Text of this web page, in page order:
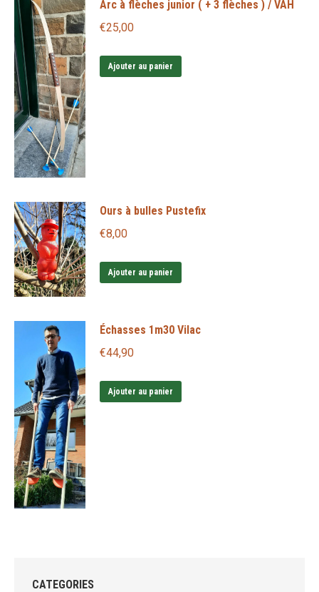
Arc à flèches junior ( + 3 flèches ) / VAH
€25,00
Ajouter au panier
Ours à bulles Pustefix
€8,00
Ajouter au panier
Échasses 1m30 Vilac
€44,90
Ajouter au panier
CATEGORIES